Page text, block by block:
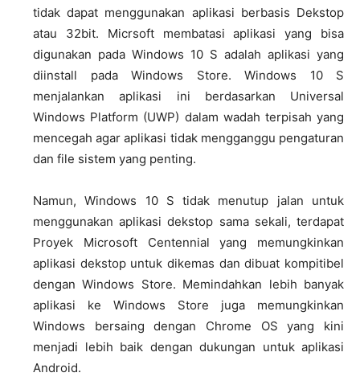
tidak dapat menggunakan aplikasi berbasis Dekstop
atau 32bit. Micrsoft membatasi aplikasi yang bisa
digunakan pada Windows 10 S adalah aplikasi yang
diinstall pada Windows Store. Windows 10 S
menjalankan aplikasi ini berdasarkan Universal
Windows Platform (UWP) dalam wadah terpisah yang
mencegah agar aplikasi tidak mengganggu pengaturan
dan file sistem yang penting.
Namun, Windows 10 S tidak menutup jalan untuk
menggunakan aplikasi dekstop sama sekali, terdapat
Proyek Microsoft Centennial yang memungkinkan
aplikasi dekstop untuk dikemas dan dibuat kompitibel
dengan Windows Store. Memindahkan lebih banyak
aplikasi ke Windows Store juga memungkinkan
Windows bersaing dengan Chrome OS yang kini
menjadi lebih baik dengan dukungan untuk aplikasi
Android.